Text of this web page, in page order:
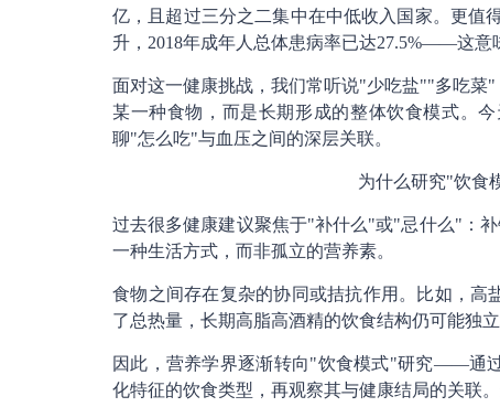
亿，且超过三分之二集中在中低收入国家。更值
升，2018年成年人总体患病率已达27.5%——这意
面对这一健康挑战，我们常听说"少吃盐""多吃菜
某一种食物，而是长期形成的整体饮食模式。
聊"怎么吃"与血压之间的深层关联。
为什么研究"饮食
过去很多健康建议聚焦于"补什么"或"忌什么"：
一种生活方式，而非孤立的营养素。
食物之间存在复杂的协同或拮抗作用。比如，高
了总热量，长期高脂高酒精的饮食结构仍可能独立
因此，营养学界逐渐转向"饮食模式"研究——通
化特征的饮食类型，再观察其与健康结局的关联